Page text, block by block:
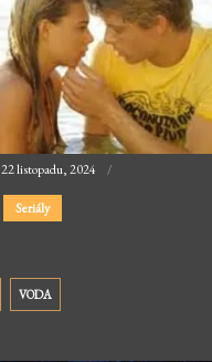
22 listopadu, 2024
Seriály
VODA